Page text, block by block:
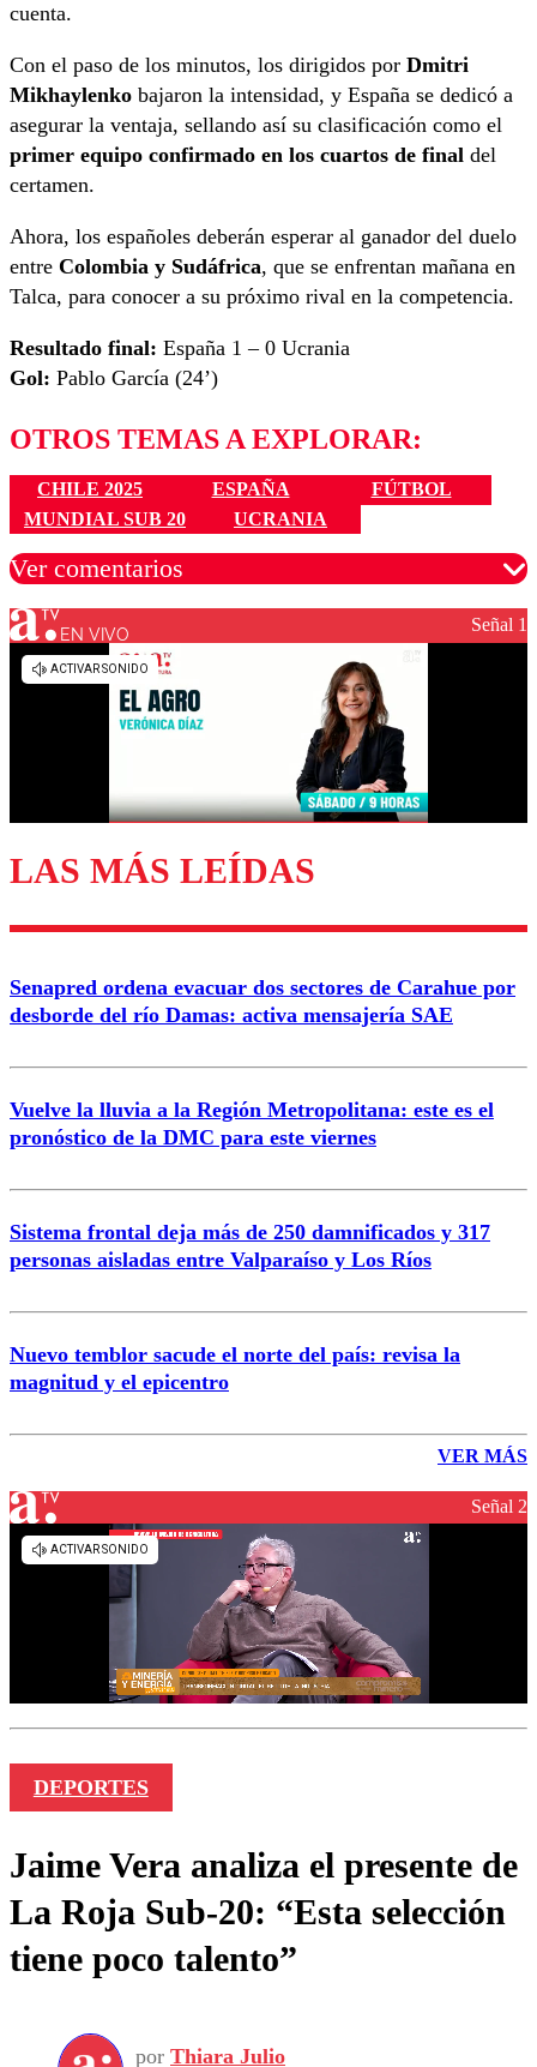
cuenta.
Con el paso de los minutos, los dirigidos por Dmitri
Mikhaylenko bajaron la intensidad, y España se dedicó a
asegurar la ventaja, sellando así su clasificación como el
primer equipo confirmado en los cuartos de final del
certamen.
Ahora, los españoles deberán esperar al ganador del duelo
entre Colombia y Sudáfrica, que se enfrentan mañana en
Talca, para conocer a su próximo rival en la competencia.
Resultado final: España 1 – 0 Ucrania
Gol: Pablo García (24’)
OTROS TEMAS A EXPLORAR:
CHILE 2025 ESPAÑA
FÚTBOL
MUNDIAL SUB 20
UCRANIA
Ver comentarios
Los comentarios son moderados para garantizar un
diálogo respetuoso.
Enviar comentario
EN VIVO Señal 1
LAS MÁS LEÍDAS
Senapred ordena evacuar dos sectores de Carahue por
desborde del río Damas: activa mensajería SAE
Vuelve la lluvia a la Región Metropolitana: este es el
pronóstico de la DMC para este viernes
Sistema frontal deja más de 250 damnificados y 317
personas aisladas entre Valparaíso y Los Ríos
Nuevo temblor sacude el norte del país: revisa la
magnitud y el epicentro
VER MÁS
Señal 2
DEPORTES
Jaime Vera analiza el presente de
La Roja Sub-20: “Esta selección
tiene poco talento”
por Thiara Julio